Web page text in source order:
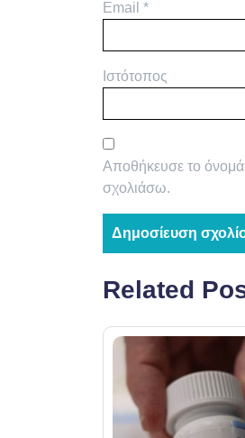
Email *
Ιστότοπος
Αποθήκευσε το όνομά
σχολιάσω.
Related